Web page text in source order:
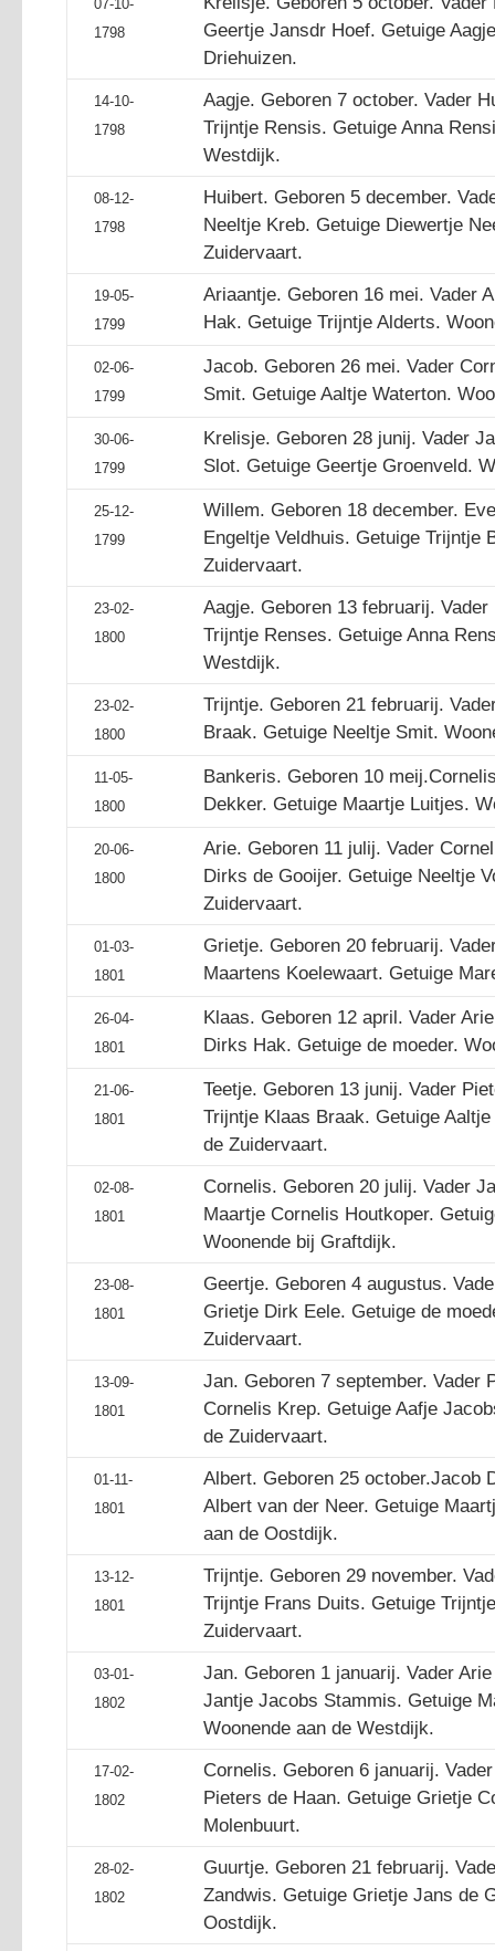
07-10-
1798
Geertje Jansdr Hoef. Getuige
Driehuizen.
14-10-
1798
Aagje. Geboren 7 october. Vader
Trijntje Rensis. Getuige Anna
Westdijk.
08-12-
1798
Huibert. Geboren 5 december.
Neeltje Kreb. Getuige Diewertje
Zuidervaart.
19-05-
1799
Ariaantje. Geboren 16 mei. Vader
Hak. Getuige Trijntje Alderts.
02-06-
1799
Jacob. Geboren 26 mei. Vader
Smit. Getuige Aaltje Waterton.
30-06-
1799
Krelisje. Geboren 28 junij. Vader
Slot. Getuige Geertje Groenveld.
25-12-
1799
Willem. Geboren 18 december.
Engeltje Veldhuis. Getuige Trijntje
Zuidervaart.
23-02-
1800
Aagje. Geboren 13 februarij.
Trijntje Renses. Getuige Anna
Westdijk.
23-02-
1800
Trijntje. Geboren 21 februarij.
Braak. Getuige Neeltje Smit.
11-05-
1800
Bankeris. Geboren 10
Dekker. Getuige Maartje Luitjes.
20-06-
1800
Arie. Geboren 11 julij. Vader
Dirks de Gooijer. Getuige Neeltje
Zuidervaart.
01-03-
1801
Grietje. Geboren 20 februarij.
Maartens Koelewaart. Getuige
26-04-
1801
Klaas. Geboren 12 april. Vader
Dirks Hak. Getuige de moeder.
21-06-
1801
Teetje. Geboren 13 junij. Vader
Trijntje Klaas Braak. Getuige
de Zuidervaart.
02-08-
1801
Cornelis. Geboren 20 julij. Vader
Maartje Cornelis Houtkoper.
Woonende bij Graftdijk.
23-08-
1801
Geertje. Geboren 4 augustus.
Grietje Dirk Eele. Getuige de
Zuidervaart.
13-09-
1801
Jan. Geboren 7 september. Vader
Cornelis Krep. Getuige Aafje
de Zuidervaart.
01-11-
1801
Albert. Geboren 25 october.Jacob
Albert van der Neer. Getuige
aan de Oostdijk.
13-12-
1801
Trijntje. Geboren 29 november.
Trijntje Frans Duits. Getuige
Zuidervaart.
03-01-
1802
Jan. Geboren 1 januarij. Vader
Jantje Jacobs Stammis. Getuige
Woonende aan de Westdijk.
17-02-
1802
Cornelis. Geboren 6 januarij.
Pieters de Haan. Getuige Grietje
Molenbuurt.
28-02-
1802
Guurtje. Geboren 21 februarij.
Zandwis. Getuige Grietje Jans de
Oostdijk.